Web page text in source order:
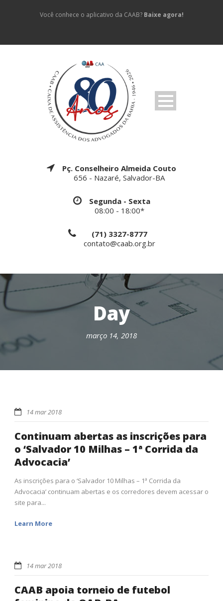
Você conhece o aplicativo da CAAB? Baixe agora!
Pç. Conselheiro Almeida Couto
656 - Nazaré, Salvador-BA
Segunda - Sexta
08:00 - 18:00*
(71) 3327-8777
contato@caab.org.br
Day
março 14, 2018
14 mar 2018
Continuam abertas as inscrições para
o ‘Salvador 10 Milhas – 1ª Corrida da
Advocacia’
As inscrições para o ‘Salvador 10 Milhas – 1ª Corrida da
Advocacia’ continuam abertas e os corredores devem acessar o
site para...
Learn More
14 mar 2018
CAAB apoia torneio de futebol